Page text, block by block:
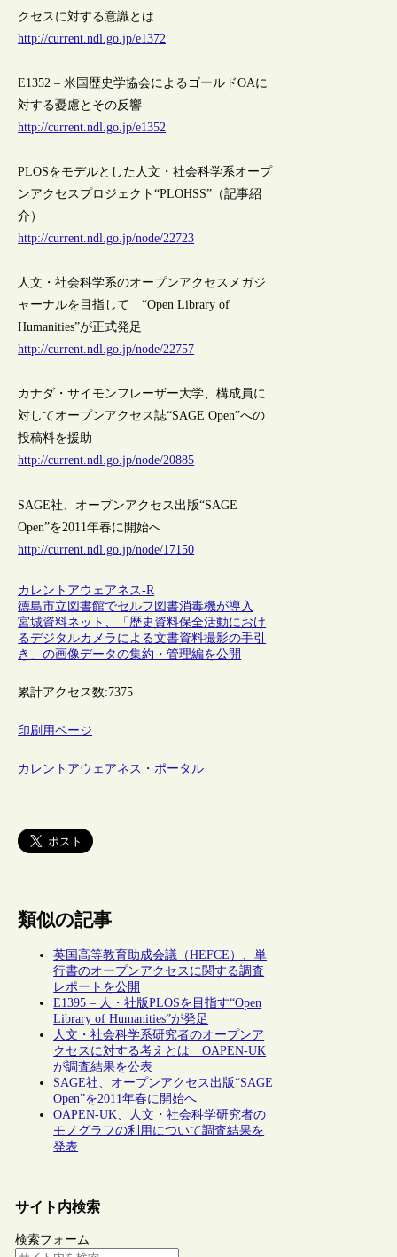
クセスに対する意識とは
http://current.ndl.go.jp/e1372
E1352 – 米国歴史学協会によるゴールドOAに
対する憂慮とその反響
http://current.ndl.go.jp/e1352
PLOSをモデルとした人文・社会科学系オープ
ンアクセスプロジェクト“PLOHSS”（記事紹
介）
http://current.ndl.go.jp/node/22723
人文・社会科学系のオープンアクセスメガジ
ャーナルを目指して “Open Library of
Humanities”が正式発足
http://current.ndl.go.jp/node/22757
カナダ・サイモンフレーザー大学、構成員に
対してオープンアクセス誌“SAGE Open”への
投稿料を援助
http://current.ndl.go.jp/node/20885
SAGE社、オープンアクセス出版“SAGE
Open”を2011年春に開始へ
http://current.ndl.go.jp/node/17150
カレントアウェアネス-R
徳島市立図書館でセルフ図書消毒機が導入
宮城資料ネット、「歴史資料保全活動におけ
るデジタルカメラによる文書資料撮影の手引
き」の画像データの集約・管理編を公開
累計アクセス数:7375
印刷用ページ
カレントアウェアネス・ポータル
類似の記事
英国高等教育助成会議（HEFCE）、単
行書のオープンアクセスに関する調査
レポートを公開
E1395 – 人・社版PLOSを目指す“Open
Library of Humanities”が発足
人文・社会科学系研究者のオープンア
クセスに対する考えとは OAPEN-UK
が調査結果を公表
SAGE社、オープンアクセス出版“SAGE
Open”を2011年春に開始へ
OAPEN-UK、人文・社会科学研究者の
モノグラフの利用について調査結果を
発表
サイト内検索
検索フォーム